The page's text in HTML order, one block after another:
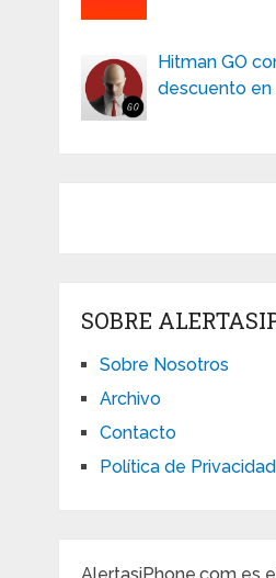
Hitman GO
descuento en
SOBRE
Sobre Nosotros
Archivo
Contacto
Política de Privacidad